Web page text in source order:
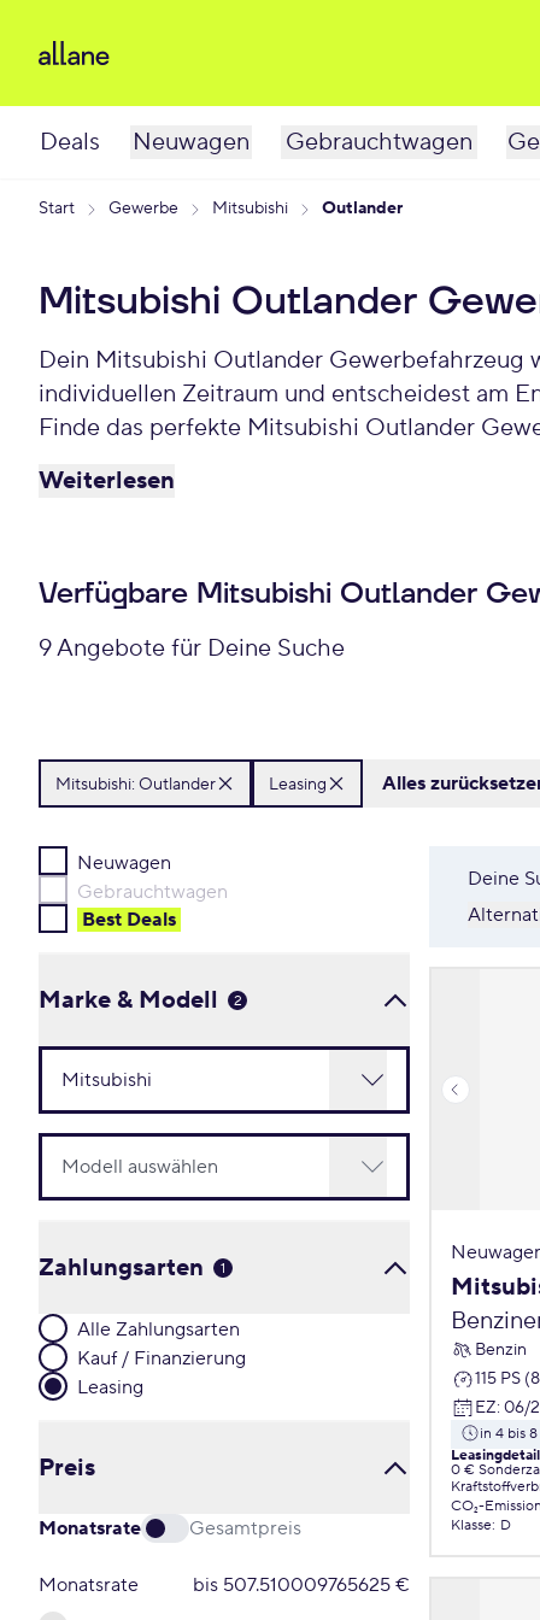
Deals Neuwagen Gebrauchtwagen
Start Gewerbe Mitsubishi Outlander
Mitsubishi Outlander
Dein Mitsubishi Outlander Gewerbefahrzeug wartet schon auf Dich. Bei Allane least Du Deinen Gewerbe-Mitsubishi Outlander für einen
individuellen Zeitraum und entscheidest am
Finde das perfekte Mitsubishi Outlander
Weiterlesen
Verfügbare Mitsubishi Outlander
9 Angebote für Deine Suche
Mitsubishi: Outlander Leasing Alles
Neuwagen
Gebrauchtwagen
Best Deals
Marke & Modell 2
Zahlungsarten 1
Alle Zahlungsarten
Kauf / Finanzierung
Leasing
Preis
Monatsrate Gesamtpreis
Monatsrate bis 507.510009765625 €
Deine
Benzin
115 PS
EZ: 06/
in 4 bis
0 €
CO₂-
Klasse: D